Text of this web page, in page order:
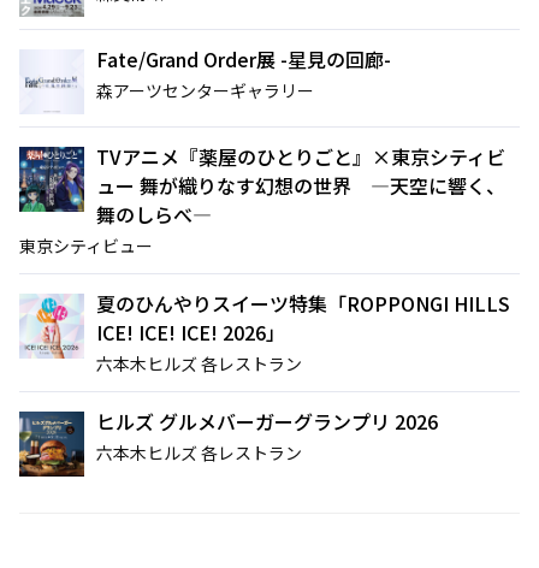
サイト内検索
Fate/Grand Order展 -星見の回廊-
森アーツセンターギャラリー
TVアニメ『薬屋のひとりごと』×東京シティビ
ュー 舞が織りなす幻想の世界 ―天空に響く、
舞のしらべ―
東京シティビュー
夏のひんやりスイーツ特集「ROPPONGI HILLS
ICE! ICE! ICE! 2026」
六本木ヒルズ 各レストラン
ヒルズ グルメバーガーグランプリ 2026
六本木ヒルズ 各レストラン